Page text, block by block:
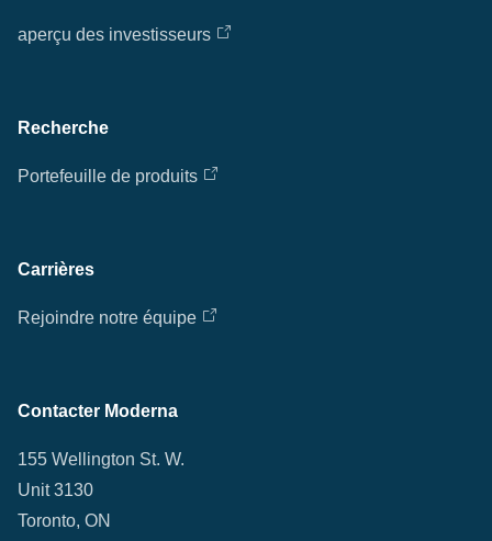
aperçu des investisseurs
Recherche
Portefeuille de produits
Carrières
Rejoindre notre équipe
Contacter Moderna
155 Wellington St. W.
Unit 3130
Toronto, ON